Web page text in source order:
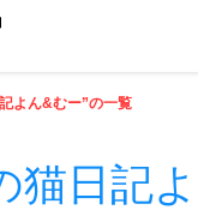
よん&むー”の一覧
猫日記